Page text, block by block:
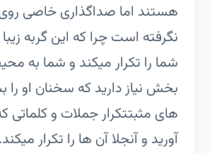
هستند اما صداگذاری خاصی
نگرفته است چرا که این گربه
شما را تکرار میکند و شما به
بخش نیاز دارید که سخنان او را
های مثبتتکرار جملات و کلماتی
آورید و آنجلا آن ها را تکرار